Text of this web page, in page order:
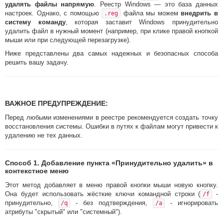
удалять файлы напрямую. Реестр Windows — это база данных
настроек. Однако, с помощью
.reg файла мы можем внедрить в
систему команду, которая заставит Windows принудительно
удалить файл в нужный момент (например, при клике правой кнопкой
мыши или при следующей перезагрузке).
Ниже представлены два самых надежных и безопасных способа
решить вашу задачу.
ВАЖНОЕ ПРЕДУПРЕЖДЕНИЕ:
Перед любыми изменениями в реестре рекомендуется создать точку
восстановления системы. Ошибки в путях к файлам могут привести к
удалению не тех данных.
Способ 1. Добавление пункта «Принудительно удалить» в
контекстное меню
Этот метод добавляет в меню правой кнопки мыши новую кнопку.
Она будет использовать жёсткие ключи командной строки ( /f
-
принудительно,
/q - без подтверждения, /a
- игнорировать
атрибуты "скрытый" или "системный").